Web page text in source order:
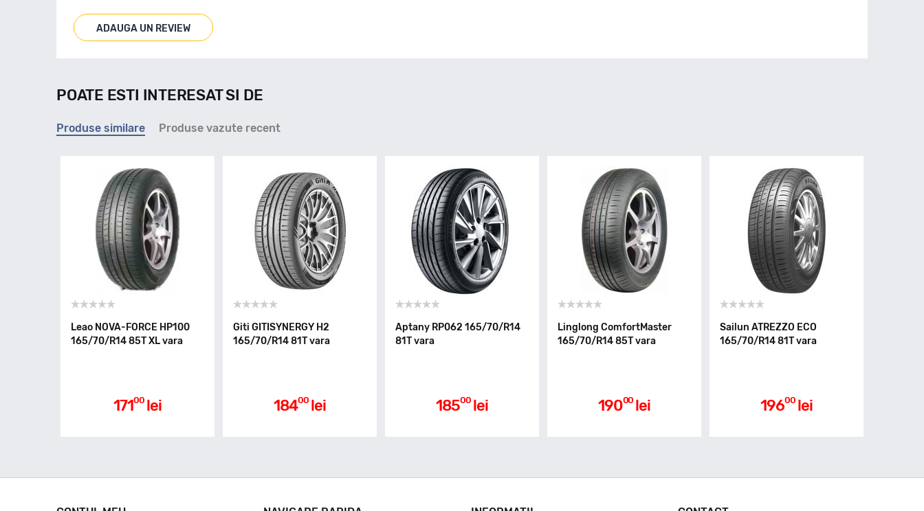
ADAUGA UN REVIEW
POATE ESTI INTERESAT SI DE
Produse similare Produse vazute recent
Leao NOVA-FORCE HP100
165/70/R14 85T XL vara
17100 lei
Giti GITISYNERGY H2
165/70/R14 81T vara
18400 lei
Aptany RP062 165/70/R14
81T vara
18500 lei
Linglong ComfortMaster
165/70/R14 85T vara
19000 lei
Sailun ATREZZO ECO
165/70/R14 81T vara
19600 lei